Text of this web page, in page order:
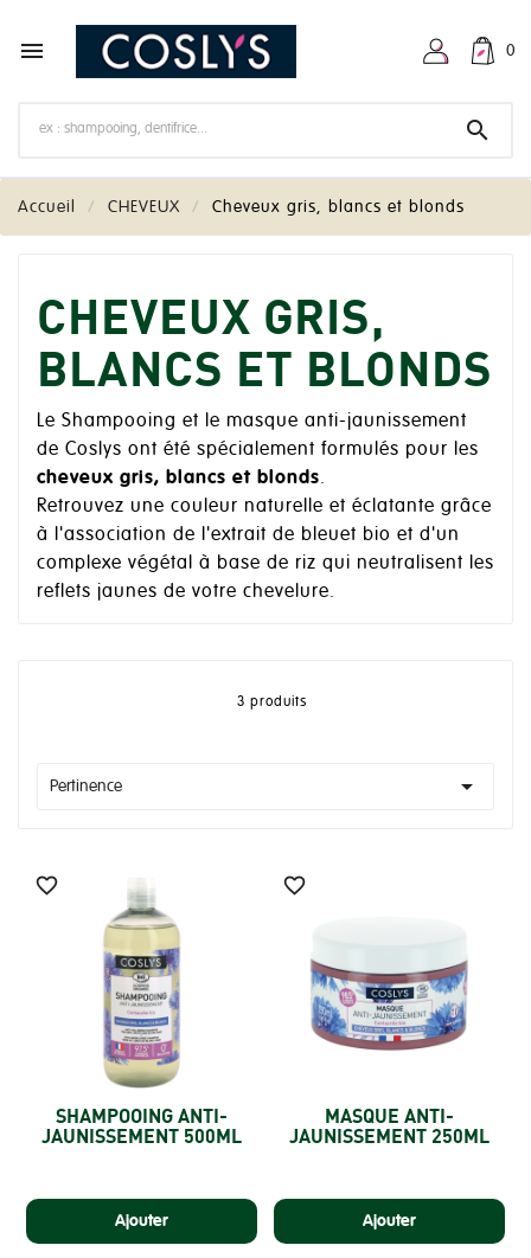
 0

Accueil CHEVEUX Cheveux gris, blancs et blonds
CHEVEUX GRIS,
BLANCS ET BLONDS
Le Shampooing et le masque anti-jaunissement
de Coslys ont été spécialement formulés pour les
cheveux gris, blancs et blonds.
Retrouvez une couleur naturelle et éclatante grâce
à l'association de l'extrait de bleuet bio et d'un
complexe végétal à base de riz qui neutralisent les
reflets jaunes de votre chevelure.
3 produits
Pertinence 

SHAMPOOING ANTI-
JAUNISSEMENT 500ML
Ajouter

MASQUE ANTI-
JAUNISSEMENT 250ML
Ajouter